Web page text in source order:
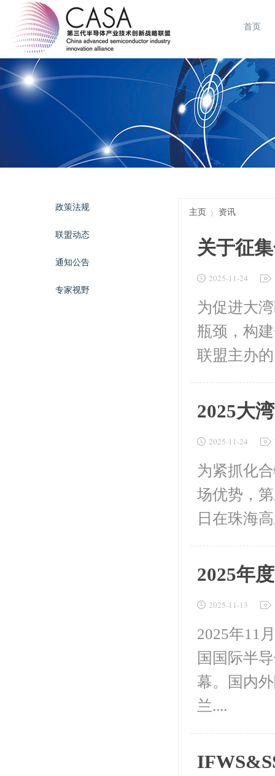
首页
政策法规
联盟动态
通知公告
专家视野
主页 资讯
关于征
2025-11-24
为促进大
瓶颈，构
联盟主办
2025大
2025-11-24
为紧抓化
场优势，
日在珠海
2025年
2025-11-13
2025年11
国国际半
幕。国内
兰....